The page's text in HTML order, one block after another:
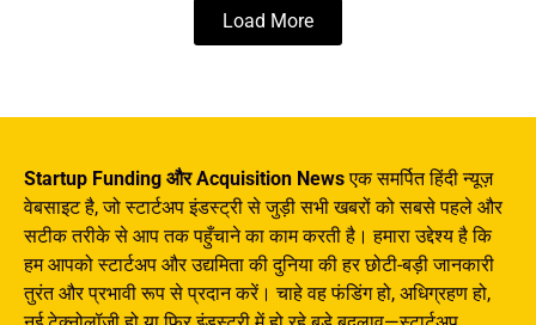
Load More
Startup Funding और Acquisition Newsएक समर्पित हिंदी न्यूज़
वेबसाइट है, जो स्टार्टअप इंडस्ट्री से जुड़ी सभी खबरों को सबसे पहले और
सटीक तरीके से आप तक पहुँचाने का काम करती है। हमारा उद्देश्य है कि
हम आपको स्टार्टअप और उद्यमिता की दुनिया की हर छोटी-बड़ी जानकारी
तुरंत और प्रभावी रूप से प्रदान करें। चाहे वह फंडिंग हो, अधिग्रहण हो,